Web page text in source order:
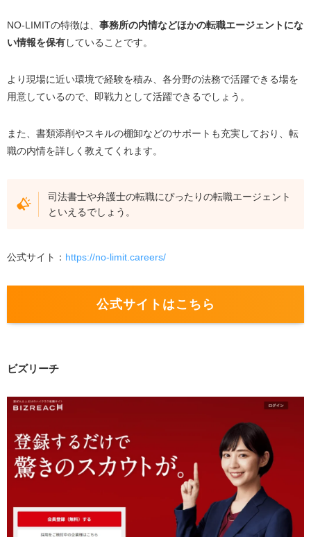
NO-LIMITの特徴は、 事務所の内情などほかの転職エージェントにな
い情報を保有していることです。
より現場に近い環境で経験を積み、各分野の法務で活躍できる場を
用意しているので、即戦力として活躍できるでしょう。
また、書類添削やスキルの棚卸などのサポートも充実しており、転
職の内情を詳しく教えてくれます。
司法書士や弁護士の転職にぴったりの転職エージェント
といえるでしょう。
公式サイト： https://no-limit.careers/
公式サイトはこちら
ビズリーチ